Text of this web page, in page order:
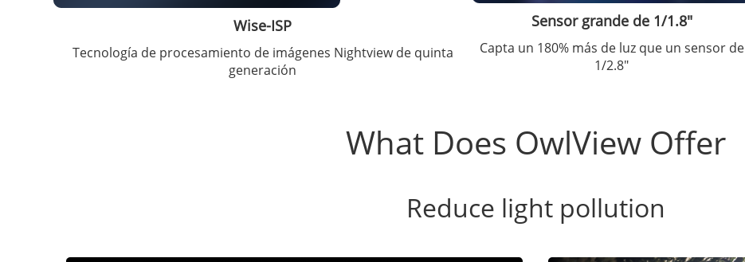
Wise-ISP
Tecnología de procesamiento de imágenes Nightview de quinta
generación
Sensor grande de 1/1.8"
Capta un 180% más de luz que un sensor de
1/2.8"
What Does OwlView Offer
Reduce light pollution